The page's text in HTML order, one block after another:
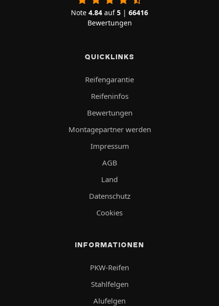
Note 4.84 auf5 | 66416
Bewertungen
QUICKLINKS
Reifengarantie
Reifeninfos
Bewertungen
Montagepartner werden
Impressum
AGB
Land
Datenschutz
Cookies
INFORMATIONEN
PKW-Reifen
Stahlfelgen
Alufelgen